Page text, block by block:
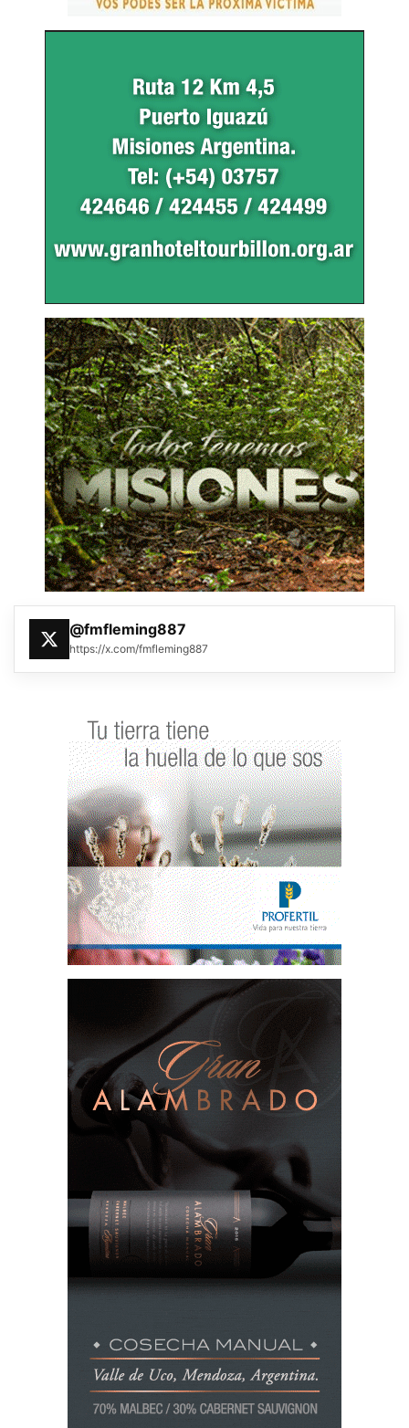
@fmfleming887
https://x.com/fmfleming887